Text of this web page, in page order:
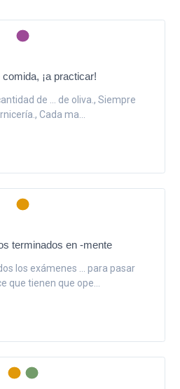
¡a practicar!
de ... de oliva., Siempre
Cada ma...
terminados en -mente
los exámenes ... para pasar
que tienen que ope...